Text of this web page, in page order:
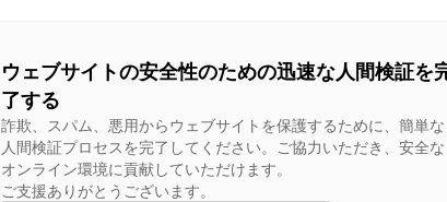
ウェブサイトの安全性のための迅速な人間検証を
了する
詐欺、スパム、悪用からウェブサイトを保護するために、簡単な
人間検証プロセスを完了してください。ご協力いただき、安全な
オンライン環境に貢献していただけます。
ご支援ありがとうございます。